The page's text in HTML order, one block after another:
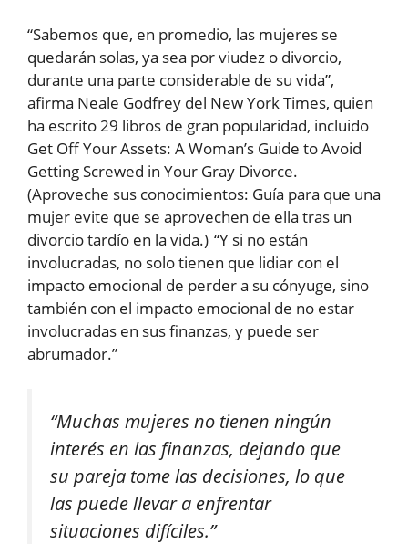
“Sabemos que, en promedio, las mujeres se
quedarán solas, ya sea por viudez o divorcio,
durante una parte considerable de su vida”,
afirma Neale Godfrey del New York Times, quien
ha escrito 29 libros de gran popularidad, incluido
Get Off Your Assets: A Woman’s Guide to Avoid
Getting Screwed in Your Gray Divorce.
(Aproveche sus conocimientos: Guía para que una
mujer evite que se aprovechen de ella tras un
divorcio tardío en la vida.) “Y si no están
involucradas, no solo tienen que lidiar con el
impacto emocional de perder a su cónyuge, sino
también con el impacto emocional de no estar
involucradas en sus finanzas, y puede ser
abrumador.”
“Muchas mujeres no tienen ningún
interés en las finanzas, dejando que
su pareja tome las decisiones, lo que
las puede llevar a enfrentar
situaciones difíciles.”